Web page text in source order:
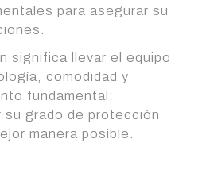
para asegurar su
significa llevar el equipo
comodidad y
fundamental:
grado de protección
manera posible.